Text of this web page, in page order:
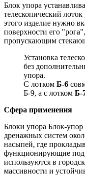
Блок упора
телескопический
этого изделие нужно
поверхности его
пропускающим
Установка
без
упора.
С лотком Б-6
Б-9, а с лотком Б-
Сфера применения
Блоки упора Блок-
дренажных систем
насыпей, где
функционирующие под
используются в
массивности и